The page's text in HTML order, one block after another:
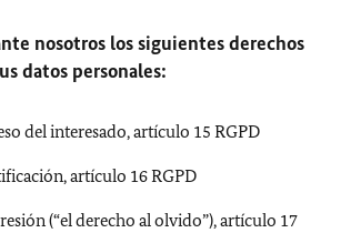
nosotros los siguientes derechos
datos personales:
del interesado, artículo 15 RGPD
artículo 16 RGPD
(“el derecho al olvido”), artículo 17